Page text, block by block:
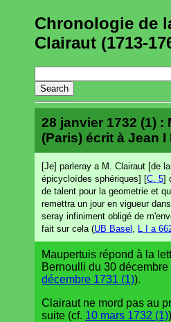
Chronologie de
Clairaut (1713-
28 janvier 1732 (1) :
(Paris) écrit à Jean
[Je] parleray a M. Clairaut [de
épicycloïdes sphériques] [C. 5]
de talent pour la geometrie et
remettra un jour en vigueur
seray infiniment obligé de
fait sur cela (UB Basel L I a
Maupertuis répond à la
Bernoulli du 30 décembre
décembre 1731 (1)).
Clairaut ne mord pas au
suite (cf. 10 mars 1732 (1)